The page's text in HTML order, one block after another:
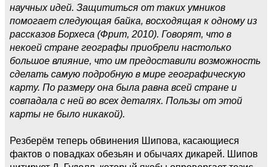
научных идей. Защититься от таких умников
помогает следующая байка, восходящая к одному из
рассказов Борхеса (Фрит, 2010). Говорят, что в
некоей стране географы приобрели настолько
большое влияние, что им предоставили возможность
сделать самую подробную в мире географическую
карту. По размеру она была равна всей стране и
совпадала с ней во всех деталях. Пользы от этой
карты не было никакой).
Резберём теперь обвинения Шипова, касающиеся
фактов о повадках обезьян и обычаях дикарей. Шипов